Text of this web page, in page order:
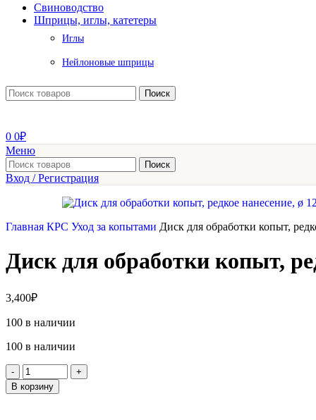
Свиноводство
Шприцы, иглы, катетеры
Иглы
Нейлоновые шприцы
Поиск
0 0₽
Меню
Поиск
Вход / Регистрация
Главная КРС Уход за копытами Диск для обработки копыт,
Диск для обработки копыт,
3,400₽
100 в наличии
100 в наличии
В корзину